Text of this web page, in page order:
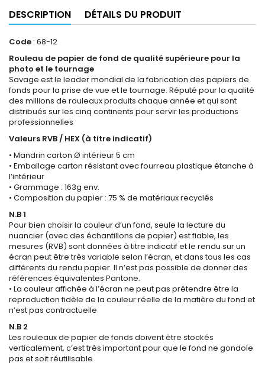
DESCRIPTION DÉTAILS DU PRODUIT
Code : 68-12
Rouleau de papier de fond de qualité supérieure pour la
photo et le tournage
Savage est le leader mondial de la fabrication des papiers de
fonds pour la prise de vue et le tournage. Réputé pour la qualité
des millions de rouleaux produits chaque année et qui sont
distribués sur les cinq continents pour servir les productions
professionnelles
Valeurs RVB / HEX (à titre indicatif)
• Mandrin carton Ø intérieur 5 cm
• Emballage carton résistant avec fourreau plastique étanche à
l’intérieur
• Grammage : 163g env.
• Composition du papier : 75 % de matériaux recyclés
N.B 1
Pour bien choisir la couleur d’un fond, seule la lecture du
nuancier (avec des échantillons de papier) est fiable, les
mesures (RVB) sont données à titre indicatif et le rendu sur un
écran peut être très variable selon l’écran, et dans tous les cas
différents du rendu papier. Il n’est pas possible de donner des
références équivalentes Pantone.
• La couleur affichée à l’écran ne peut pas prétendre être la
reproduction fidèle de la couleur réelle de la matière du fond et
n’est pas contractuelle
N.B 2
Les rouleaux de papier de fonds doivent être stockés
verticalement, c’est très important pour que le fond ne gondole
pas et soit réutilisable